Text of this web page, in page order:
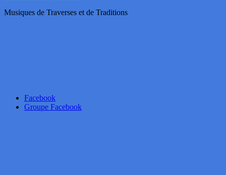
Musiques de Traverses et de Traditions
Facebook
Groupe Facebook